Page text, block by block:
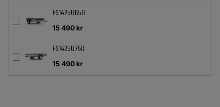
FS1425U650
15 490 kr
FS1425U750
15 490 kr